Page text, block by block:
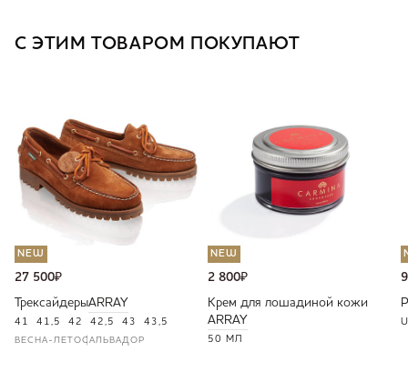
С ЭТИМ ТОВАРОМ ПОКУПАЮТ
NEW
27 500₽
ТрексайдерыARRAY
41 41,5 42 42,5 43 43,5
ВЕСНА-ЛЕТОСАЛЬВАДОР
NEW
2 800₽
Крем для лошадиной кожи
ARRAY
50 МЛ